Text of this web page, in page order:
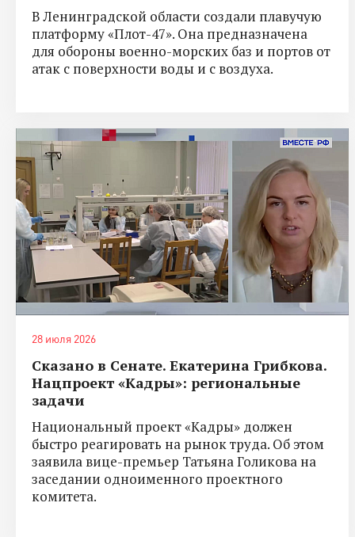
В Ленинградской области создали плавучую
платформу «Плот-47». Она предназначена
для обороны военно-морских баз и портов от
атак с поверхности воды и с воздуха.
28 июля 2026
Сказано в Сенате. Екатерина Грибкова.
Нацпроект «Кадры»: региональные
задачи
Национальный проект «Кадры» должен
быстро реагировать на рынок труда. Об этом
заявила вице-премьер Татьяна Голикова на
заседании одноименного проектного
комитета.